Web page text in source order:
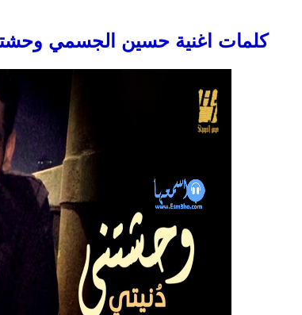
كلمات اغنية حسين الجسمي وحشتني دنيتي